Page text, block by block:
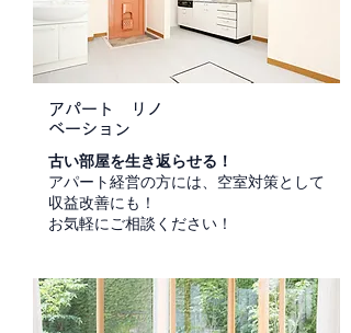
アパート リノ
ベーション
古い部屋を生き返らせる！
アパート経営の方には、空室対策として
収益改善にも！
​お気軽にご相談ください！